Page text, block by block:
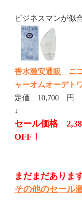
ビジネスマンが似
香水激安通販 ニ
ャーオムオーデト
定価 10,700 円
↓
セール価格
OFF！
まだまだありま
その他のセール